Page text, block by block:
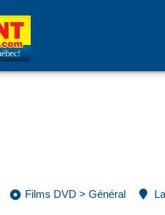
Films DVD > Général